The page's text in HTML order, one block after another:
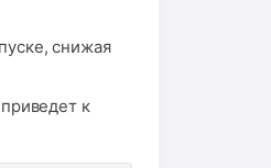
снижая
к